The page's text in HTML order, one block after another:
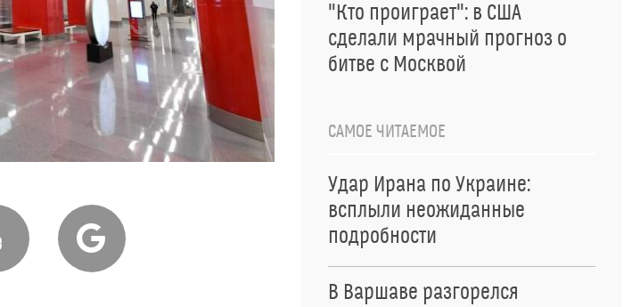
"Кто проиграет": в США
сделали мрачный прогноз о
битве с Москвой
САМОЕ ЧИТАЕМОЕ
Удар Ирана по Украине:
всплыли неожиданные
подробности
В Варшаве разгорелся